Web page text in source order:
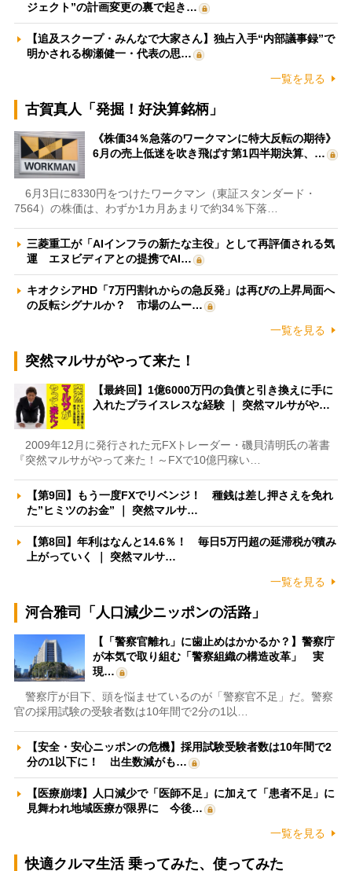
ジェクト”の計画変更の裏で起き…
【追及スクープ・みんなで大家さん】独占入手“内部議事録”で
明かされる柳瀬健一・代表の思…
一覧を見る
古賀真人「発掘！好決算銘柄」
《株価34％急落のワークマンに特大反転の期待》
6月の売上低迷を吹き飛ばす第1四半期決算、…
6月3日に8330円をつけたワークマン（東証スタンダード・
7564）の株価は、わずか1カ月あまりで約34％下落…
三菱重工が「AIインフラの新たな主役」として再評価される気
運 エヌビディアとの提携でAI…
キオクシアHD「7万円割れからの急反発」は再びの上昇局面へ
の反転シグナルか？ 市場のムー…
一覧を見る
突然マルサがやって来た！
【最終回】1億6000万円の負債と引き換えに手に
入れたプライスレスな経験 ｜ 突然マルサがや…
2009年12月に発行された元FXトレーダー・磯貝清明氏の著書
『突然マルサがやって来た！～FXで10億円稼い…
【第9回】もう一度FXでリベンジ！ 種銭は差し押さえを免れ
た”ヒミツのお金” ｜ 突然マルサ…
【第8回】年利はなんと14.6％！ 毎日5万円超の延滞税が積み
上がっていく ｜ 突然マルサ…
一覧を見る
河合雅司「人口減少ニッポンの活路」
【「警察官離れ」に歯止めはかかるか？】警察庁
が本気で取り組む「警察組織の構造改革」 実
現…
警察庁が目下、頭を悩ませているのが「警察官不足」だ。警察
官の採用試験の受験者数は10年間で2分の1以…
【安全・安心ニッポンの危機】採用試験受験者数は10年間で2
分の1以下に！ 出生数減がも…
【医療崩壊】人口減少で「医師不足」に加えて「患者不足」に
見舞われ地域医療が限界に 今後…
一覧を見る
快適クルマ生活 乗ってみた、使ってみた